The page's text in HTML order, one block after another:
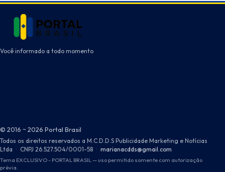
Você informado a todo momento
© 2016 ~ 2026 Portal Brasil
Todos os direitos reservados a M.C.D.D.S Publicidade Marketing e Notícias
Ltda · CNPJ 26.527.504/0001-58 · marianacdds@gmail.com
Tema EXCLUSIVO - PORTAL BRASIL — uso permitido somente com autorização
prévia.